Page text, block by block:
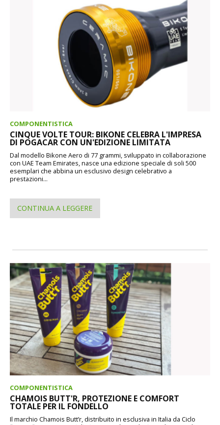
COMPONENTISTICA
CINQUE VOLTE TOUR: BIKONE CELEBRA L'IMPRESA
DI POGACAR CON UN'EDIZIONE LIMITATA
Dal modello Bikone Aero di 77 grammi, sviluppato in collaborazione
con UAE Team Emirates, nasce una edizione speciale di soli 500
esemplari che abbina un esclusivo design celebrativo a
prestazioni...
CONTINUA A LEGGERE
COMPONENTISTICA
CHAMOIS BUTT'R, PROTEZIONE E COMFORT
TOTALE PER IL FONDELLO
Il marchio Chamois Butt’r, distribuito in esclusiva in Italia da Ciclo